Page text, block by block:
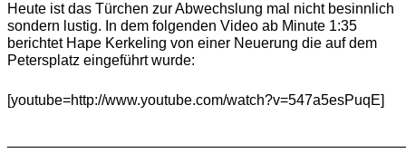
Heute ist das Türchen zur Abwechslung mal nicht besinnlich
sondern lustig. In dem folgenden Video ab Minute 1:35
berichtet Hape Kerkeling von einer Neuerung die auf dem
Petersplatz eingeführt wurde:
[youtube=http://www.youtube.com/watch?v=547a5esPuqE]